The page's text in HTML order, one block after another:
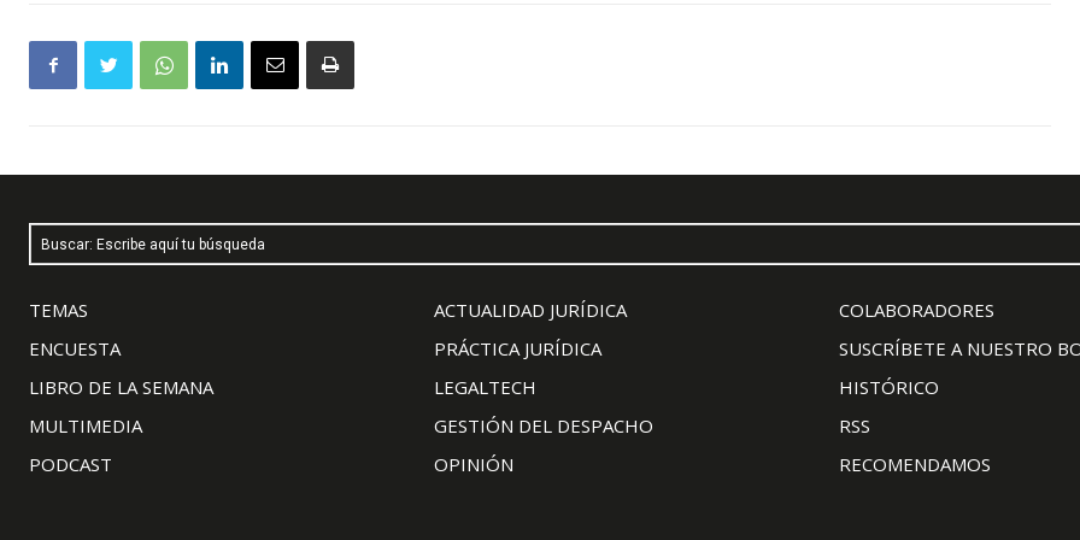
Buscar: Escribe aquí tu búsqueda
TEMAS
ENCUESTA
LIBRO DE LA SEMANA
MULTIMEDIA
PODCAST
ACTUALIDAD JURÍDICA
PRÁCTICA JURÍDICA
LEGALTECH
GESTIÓN DEL DESPACHO
OPINIÓN
COLABORADORES
SUSCRÍBETE A NUESTRO
HISTÓRICO
RSS
RECOMENDAMOS